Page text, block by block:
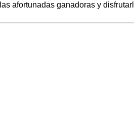
afortunadas ganadoras y